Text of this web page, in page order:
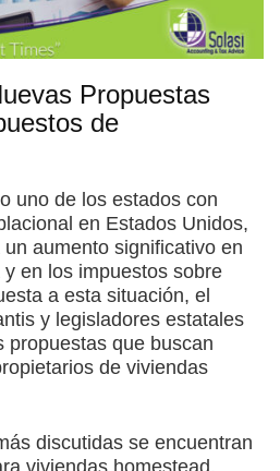
Propuestas
de
uno de los estados con
en Estados Unidos,
aumento significativo en
en los impuestos sobre
a esta situación, el
y legisladores estatales
propuestas que buscan
de viviendas
discutidas se encuentran
viviendas homestead,